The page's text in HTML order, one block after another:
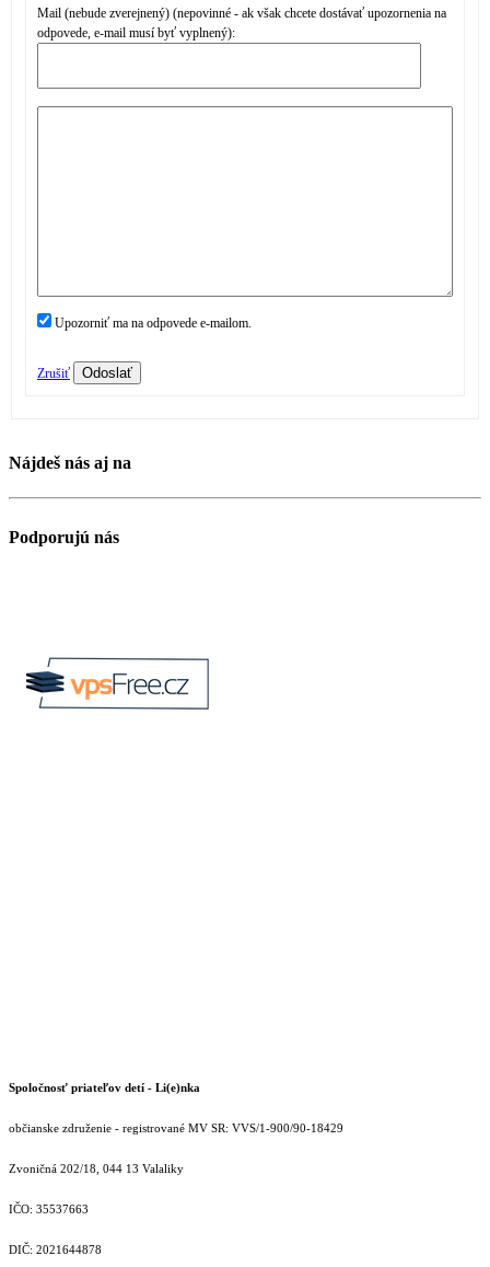
Mail (nebude zverejnený) (nepovinné - ak však chcete dostávať upozornenia na
odpovede, e-mail musí byť vyplnený):
Upozorniť ma na odpovede e-mailom.
Zrušiť Odoslať
Nájdeš nás aj na
Podporujú nás
Spoločnosť priateľov detí - Li(e)nka
občianske združenie - registrované MV SR: VVS/1-900/90-18429
Zvoničná 202/18, 044 13 Valaliky
IČO: 35537663
DIČ: 2021644878